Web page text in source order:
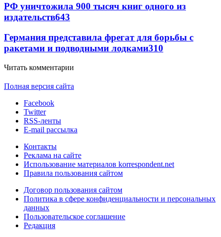
РФ уничтожила 900 тысяч книг одного из
издательств643
Германия представила фрегат для борьбы с
ракетами и подводными лодками310
Читать комментарии
Полная версия сайта
Facebook
Twitter
RSS-ленты
E-mail рассылка
Контакты
Реклама на сайте
Использование материалов korrespondent.net
Правила пользования сайтом
Договор пользования сайтом
Политика в сфере конфиденциальности и персональных
данных
Пользовательское соглашение
Редакция